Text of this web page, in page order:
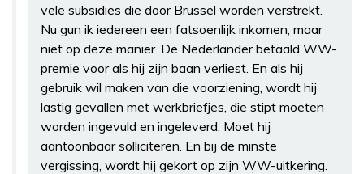
vele subsidies die door Brussel worden verstrekt.
Nu gun ik iedereen een fatsoenlijk inkomen, maar
niet op deze manier. De Nederlander betaald WW-
premie voor als hij zijn baan verliest. En als hij
gebruik wil maken van die voorziening, wordt hij
lastig gevallen met werkbriefjes, die stipt moeten
worden ingevuld en ingeleverd. Moet hij
aantoonbaar solliciteren. En bij de minste
vergissing, wordt hij gekort op zijn WW-uitkering.